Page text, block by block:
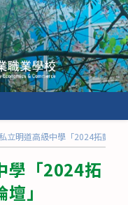
立明道高級中學「2024拓凱新
學「2024拓
」